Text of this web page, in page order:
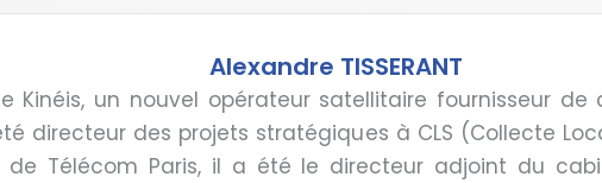
Alexandre TISSERANT
Kinéis, un nouvel opérateur satellitaire fournisseur
directeur des projets stratégiques à CLS (Collecte
de Télécom Paris, il a été le directeur adjoint du